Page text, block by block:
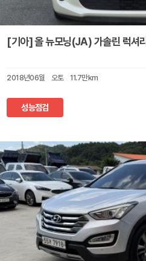
[기아] 올 뉴모닝(JA) 가솔린 럭셔리
2018년06월 오토 11.7만km
성능점검